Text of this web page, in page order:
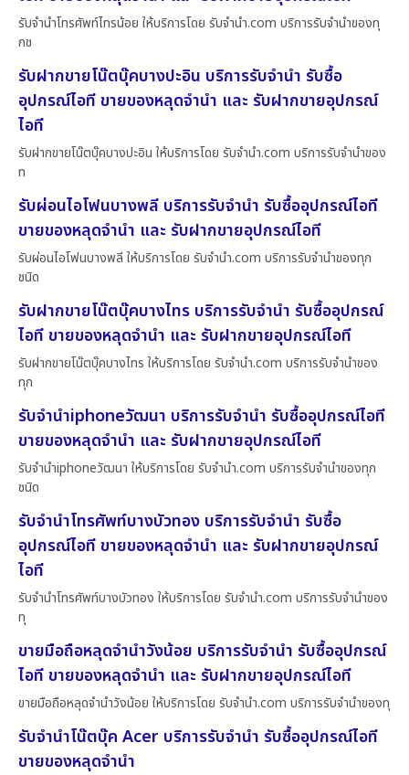
รับจำนำโทรศัพท์ไทรน้อย ให้บริการโดย รับจํานํา.com บริการรับจำนำของทุ
กช
รับฝากขายโน๊ตบุ๊คบางปะอิน บริการรับจำนำ รับซื้อ
อุปกรณ์ไอที ขายของหลุดจำนำ และ รับฝากขายอุปกรณ์
ไอที
รับฝากขายโน๊ตบุ๊คบางปะอิน ให้บริการโดย รับจํานํา.com บริการรับจำนำของ
ท
รับผ่อนไอโฟนบางพลี บริการรับจำนำ รับซื้ออุปกรณ์ไอที
ขายของหลุดจำนำ และ รับฝากขายอุปกรณ์ไอที
รับผ่อนไอโฟนบางพลี ให้บริการโดย รับจํานํา.com บริการรับจำนำของทุก
ชนิด
รับฝากขายโน๊ตบุ๊คบางไทร บริการรับจำนำ รับซื้ออุปกรณ์
ไอที ขายของหลุดจำนำ และ รับฝากขายอุปกรณ์ไอที
รับฝากขายโน๊ตบุ๊คบางไทร ให้บริการโดย รับจํานํา.com บริการรับจำนำของ
ทุก
รับจำนำiphoneวัฒนา บริการรับจำนำ รับซื้ออุปกรณ์ไอที
ขายของหลุดจำนำ และ รับฝากขายอุปกรณ์ไอที
รับจำนำiphoneวัฒนา ให้บริการโดย รับจํานํา.com บริการรับจำนำของทุก
ชนิด
รับจำนำโทรศัพท์บางบัวทอง บริการรับจำนำ รับซื้อ
อุปกรณ์ไอที ขายของหลุดจำนำ และ รับฝากขายอุปกรณ์
ไอที
รับจำนำโทรศัพท์บางบัวทอง ให้บริการโดย รับจํานํา.com บริการรับจำนำของ
ทุ
ขายมือถือหลุดจำนำวังน้อย บริการรับจำนำ รับซื้ออุปกรณ์
ไอที ขายของหลุดจำนำ และ รับฝากขายอุปกรณ์ไอที
ขายมือถือหลุดจำนำวังน้อย ให้บริการโดย รับจํานํา.com บริการรับจำนำของทุ
รับจำนำโน๊ตบุ๊ค Acer บริการรับจำนำ รับซื้ออุปกรณ์ไอที
ขายของหลุดจำนำ